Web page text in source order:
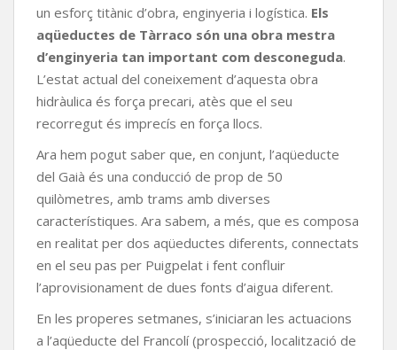
un esforç titànic d’obra, enginyeria i logística. Els
aqüeductes de Tàrraco són una obra mestra
d’enginyeria tan important com desconeguda.
L’estat actual del coneixement d’aquesta obra
hidràulica és força precari, atès que el seu
recorregut és imprecís en força llocs.
Ara hem pogut saber que, en conjunt, l’aqüeducte
del Gaià és una conducció de prop de 50
quilòmetres, amb trams amb diverses
característiques. Ara sabem, a més, que es composa
en realitat per dos aqüeductes diferents, connectats
en el seu pas per Puigpelat i fent confluir
l’aprovisionament de dues fonts d’aigua diferent.
En les properes setmanes, s’iniciaran les actuacions
a l’aqüeducte del Francolí (prospecció, localització de